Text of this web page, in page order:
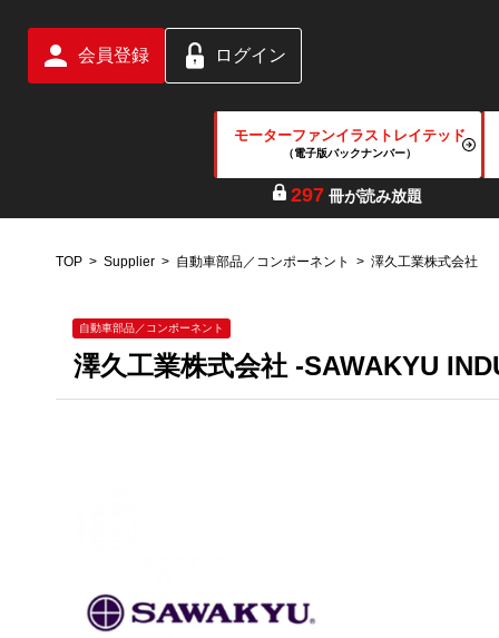
会員登録 ログイン
モーターファンイラストレイテッド
（電子版バックナンバー）
297 冊が読み放題
TOP Supplier 自動車部品／コンポーネント 澤久工業株式会社
自動車部品／コンポーネント
澤久工業株式会社 -SAWAKYU